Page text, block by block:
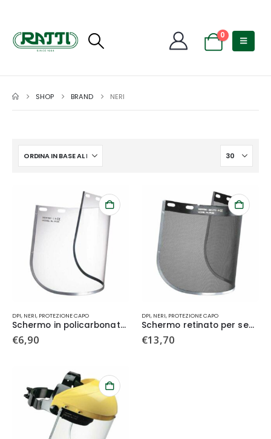
0
SHOP BRAND NERI
DPI, NERI, PROTEZIONE CAPO
Schermo in policarbonato per semicalotta B1
€6,90
DPI, NERI, PROTEZIONE CAPO
Schermo retinato per semicalotta B1
€13,70